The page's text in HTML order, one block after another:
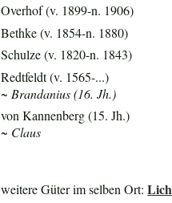
Overhof (v. 1899-n. 1906)
Bethke (v. 1854-n. 1880)
Schulze (v. 1820-n. 1843)
Redtfeldt (v. 1565-...)
~ Brandanius (16. Jh.)
von Kannenberg (15. Jh.)
~ Claus
weitere Güter im selben Ort: